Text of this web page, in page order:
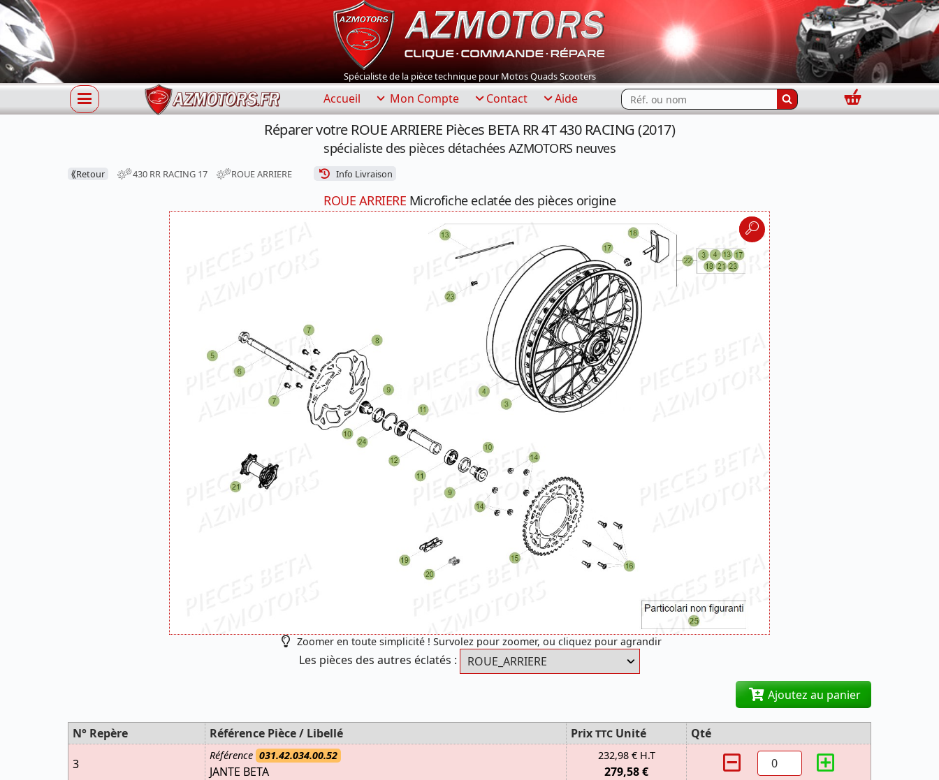
Spécialiste de la pièce technique pour Motos Quads Scooters
Accueil Mon Compte Contact Aide Rechercher...
Panier
Réparer votre ROUE ARRIERE Pièces BETA RR 4T 430 RACING (2017)
spécialiste des pièces détachées AZMOTORS neuves
⟪Retour 430 RR RACING 17 ROUE ARRIERE Info Livraison
ROUE ARRIERE Microfiche eclatée des pièces origine
Zoomer en toute simplicité ! Survolez pour zoomer, ou cliquez pour agrandir
Les pièces des autres éclatés :
Ajoutez au panier
N° Repère Référence Pièce / Libellé Prix TTC Unité
Qté
3
Référence 031.42.034.00.52
JANTE BETA
232,98 € H.T
279,58 €